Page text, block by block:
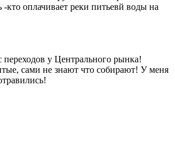
кто оплачивает реки питьевй воды на
переходов у Центрального рынка!
сами не знают что собирают! У меня